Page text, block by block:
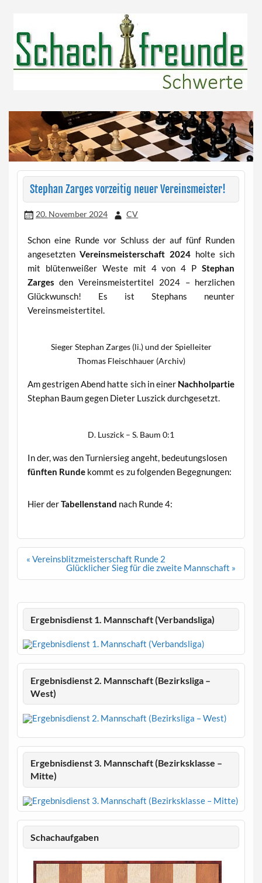
Stephan Zarges vorzeitig neuer Vereinsmeister!
20. November 2024 CV
Schon eine Runde vor Schluss der auf fünf Runden
angesetztenVereinsmeisterschaft 2024 holte sich
mit blütenweißer Weste mit 4 von 4 PStephan
Zarges den Vereinsmeistertitel 2024 – herzlichen
Glückwunsch! Es ist Stephans neunter
Vereinsmeistertitel.
Sieger Stephan Zarges (li.) und der Spielleiter
Thomas Fleischhauer (Archiv)
Am gestrigen Abend hatte sich in einer Nachholpartie
Stephan Baum gegen Dieter Luszick durchgesetzt.
D. Luszick – S. Baum 0:1
In der, was den Turniersieg angeht, bedeutungslosen
fünften Rundekommt es zu folgenden Begegnungen:
Hier derTabellenstand nach Runde 4:
Beitragsnavigation
« Vereinsblitzmeisterschaft Runde 2
Glücklicher Sieg für die zweite Mannschaft »
Ergebnisdienst 1. Mannschaft (Verbandsliga)
Ergebnisdienst 2. Mannschaft (Bezirksliga –
West)
Ergebnisdienst 3. Mannschaft (Bezirksklasse –
Mitte)
Schachaufgaben